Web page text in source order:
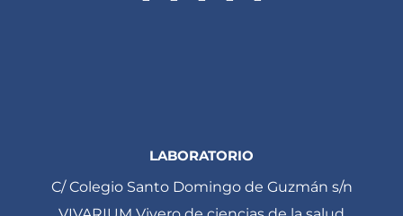
LABORATORIO
C/ Colegio Santo Domingo de Guzmán s/n